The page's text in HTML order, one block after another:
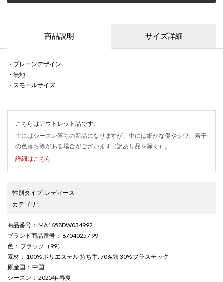
商品説明 サイズ詳細
・プレーンデザイン
・無地
・スモールサイズ
こちらはアウトレット品です。
主にはシーズン落ちの新品になりますが、中には細かな傷やシワ、若干
の色落ち等がある場合がございます（訳あり品を除く）。
詳細はこちら
性別タイプ:レディース
カテゴリ :
商品番号 ： MA1658DW034992
ブランド商品番号 ： 87040257 99
色 ： ブラック（99）
素材 ： 100% ポリエステル 持ち手: 70% 鉄 30% プラスチック
原産国 ： 中国
シーズン ： 2025年 春夏